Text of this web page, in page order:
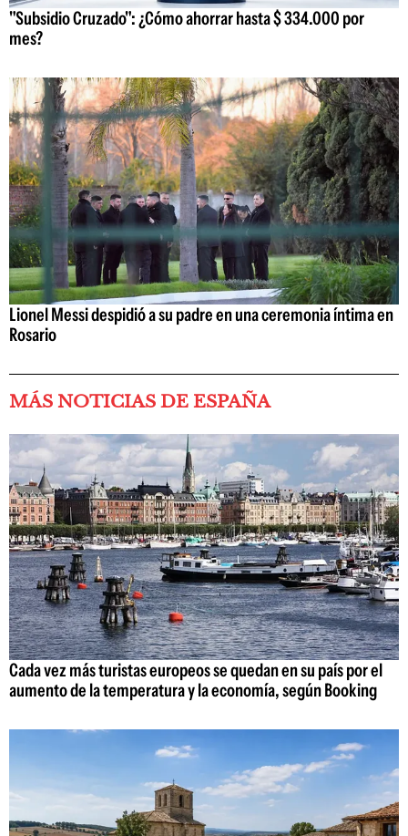
"Subsidio Cruzado": ¿Cómo ahorrar hasta $ 334.000 por
mes?
Lionel Messi despidió a su padre en una ceremonia íntima en
Rosario
MÁS NOTICIAS DE ESPAÑA
Cada vez más turistas europeos se quedan en su país por el
aumento de la temperatura y la economía, según Booking